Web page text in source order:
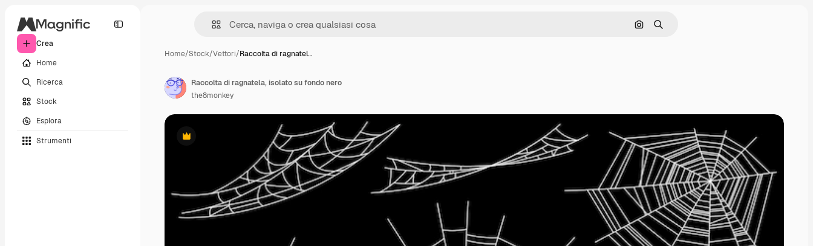
Crea
Home
Ricerca
Stock
Esplora
Strumenti
Cerca per immagine
Ricerca
Home/Stock/Vettori/Raccolta di ragnatel…
Premium
Raccolta di ragnatela, isolato su fondo nero
the8monkey